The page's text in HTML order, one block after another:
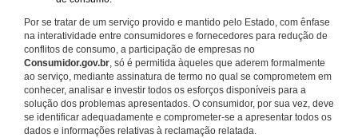
Por se tratar de um serviço provido e mantido pelo Estado, com ênfase
na interatividade entre consumidores e fornecedores para redução de
conflitos de consumo, a participação de empresas no
Consumidor.gov.br, só é permitida àqueles que aderem formalmente
ao serviço, mediante assinatura de termo no qual se comprometem em
conhecer, analisar e investir todos os esforços disponíveis para a
solução dos problemas apresentados. O consumidor, por sua vez, deve
se identificar adequadamente e comprometer-se a apresentar todos os
dados e informações relativas à reclamação relatada.